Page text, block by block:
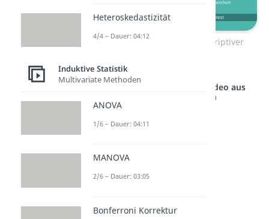
Vergleich induktiver und deskriptiver
Studyflix vernetzt: Hier ein Video aus
einem anderen Bereich
Heteroskedastizität
4/4 – Dauer: 04:12
Induktive Statistik
Multivariate Methoden
ANOVA
1/6 – Dauer: 04:11
MANOVA
2/6 – Dauer: 03:05
Bonferroni Korrektur